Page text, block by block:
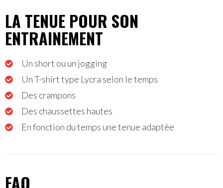
LA TENUE POUR SON
ENTRAINEMENT
Un short ou un jogging
Un T-shirt type Lycra selon le temps
Des crampons
Des chaussettes hautes
En fonction du temps une tenue adaptée
FAQ